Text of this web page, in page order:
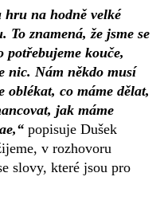
hru na hodně velké
To znamená, že jsme se
potřebujeme kouče,
nic. Nám někdo musí
co máme dělat,
jak máme
popisuje Dušek
v rozhovoru
slovy, které jsou pro